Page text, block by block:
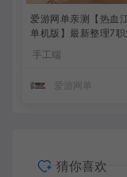
爱游网单亲测【热血
单机版】最新整理7职
多项修复 带网页GM
代金券内购 虚拟机一
手工端
爱游网单
猜你喜欢